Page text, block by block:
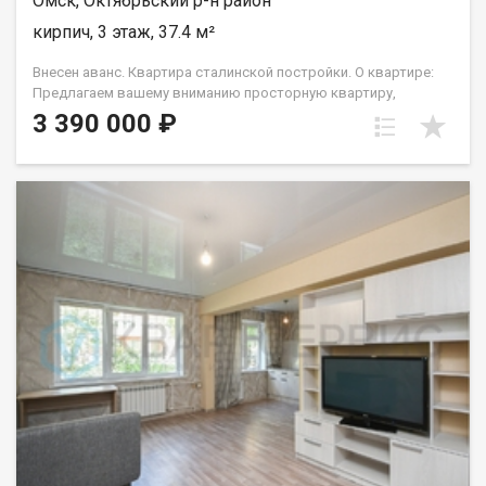
экспертизу. Не упустите шанс, звоните нам прямо сейчас!
вас время. обл. Омская, г. Омск, ул. Индустриальная, д. 5 Арт.
135596746
кирпич, 3 этаж, 37.4 м²
Внесен аванс. Квартира сталинской постройки. О квартире:
Предлагаем вашему вниманию просторную квартиру,
расположенную в историческом районе города, славящегося
своей уникальной атмосферой и уютом. Дом построен в
высокие потолки — всё это создаёт ощущение свободы и
пространство для отдыха и творчества. Ремонт: квартира
подготовлена к проживанию — выполнен ремонт, благодаря
чему новым владельцам требуются минимальные вложения
средств и силы. О доме: чистый подъезд, хорошие соседи, во
дворе достаточно места для парковки автомобилей.
Расположение: Преимуществом является близость зелёной
зоны — рядом расположен парк, где можно насладиться
прогулками на свежем воздухе, утренними пробежками или
семейными пикниками. Тихое окружение позволит вам
отдохнуть от городской суеты и зарядиться энергией
природы. Возможность ежедневно гулять среди деревьев и
цветов подарит вам гармонию и спокойствие. Жизнь вблизи
3 390 000 ₽